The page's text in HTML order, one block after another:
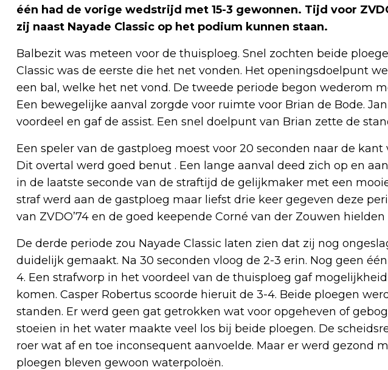
één had de vorige wedstrijd met 15-3 gewonnen. Tijd voor
zij naast Nayade Classic op het podium kunnen staan.
Balbezit was meteen voor de thuisploeg. Snel zochten beide
Classic was de eerste die het net vonden. Het openingsdoelpunt
een bal, welke het net vond. De tweede periode begon wederom
Een bewegelijke aanval zorgde voor ruimte voor Brian de Bode.
voordeel en gaf de assist. Een snel doelpunt van Brian zette de
Een speler van de gastploeg moest voor 20 seconden naar de
Dit overtal werd goed benut . Een lange aanval deed zich op en
in de laatste seconde van de straftijd de gelijkmaker met een
straf werd aan de gastploeg maar liefst drie keer gegeven deze
van ZVDO’74 en de goed keepende Corné van der Zouwen
De derde periode zou Nayade Classic laten zien dat zij nog
duidelijk gemaakt. Na 30 seconden vloog de 2-3 erin. Nog geen
4. Een strafworp in het voordeel van de thuisploeg gaf
komen. Casper Robertus scoorde hieruit de 3-4. Beide ploegen
standen. Er werd geen gat getrokken wat voor opgeheven of
stoeien in het water maakte veel los bij beide ploegen. De
roer wat af en toe inconsequent aanvoelde. Maar er werd gezond
ploegen bleven gewoon waterpoloën.